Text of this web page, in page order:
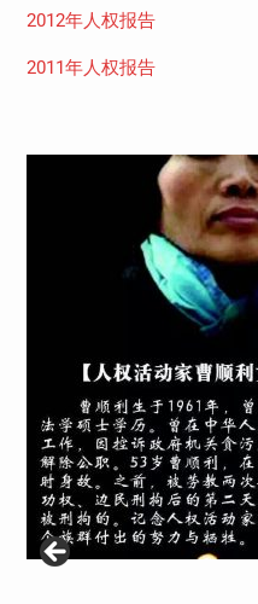
2012年人权报告
2011年人权报告